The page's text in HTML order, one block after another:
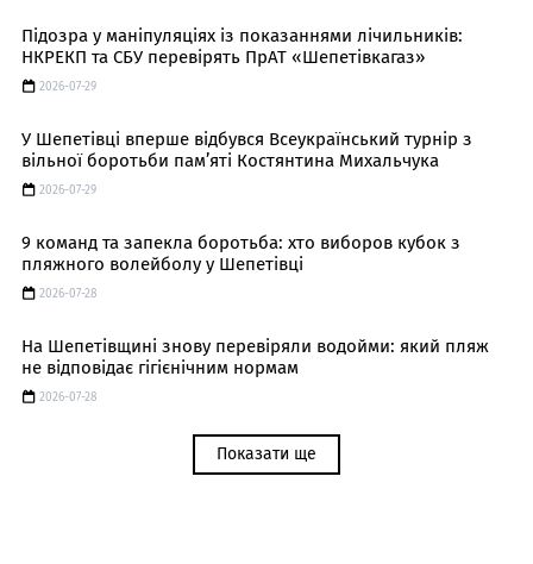
Підозра у маніпуляціях із показаннями лічильників:
НКРЕКП та СБУ перевірять ПрАТ «Шепетівкагаз»
2026-07-29
У Шепетівці вперше відбувся Всеукраїнський турнір з
вільної боротьби пам’яті Костянтина Михальчука
2026-07-29
9 команд та запекла боротьба: хто виборов кубок з
пляжного волейболу у Шепетівці
2026-07-28
На Шепетівщині знову перевіряли водойми: який пляж
не відповідає гігієнічним нормам
2026-07-28
Показати ще